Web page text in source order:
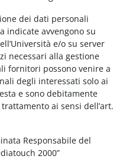
dei dati personali
indicate avvengono su
e/o su server
necessari alla gestione
fornitori possono venire a
degli interessati solo ai
e sono debitamente
ai sensi dell’art.
Responsabile del
2000”